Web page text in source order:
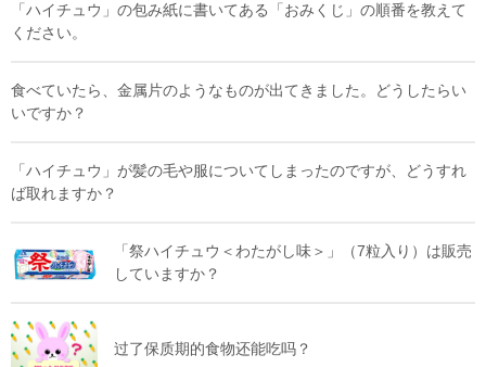
「ハイチュウ」の包み紙に書いてある「おみくじ」の順番を教えて
ください。
食べていたら、金属片のようなものが出てきました。どうしたらい
いですか？
「ハイチュウ」が髪の毛や服についてしまったのですが、どうすれ
ば取れますか？
「祭ハイチュウ＜わたがし味＞」（7粒入り）は販売
していますか？
过了保质期的食物还能吃吗？